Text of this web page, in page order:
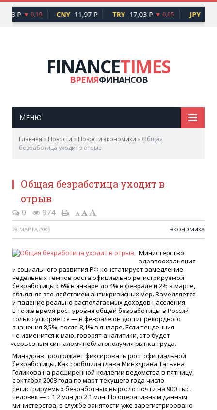
₽ ▼ 0,19 CNY 11,97 ₽ TRY 17,03 ₽ ▼ 0,05 JPY
FINANCETIMES
ВРЕМЯФИНАНСОВ
МЕНЮ
Главная » Новости » Новости экономики » Общая
безработица уходит в отрыв
Общая безработица уходит в
отрыв
0 974
23 МАРТА 2009 ЭКОНОМИКА
Министерство
здравоохранения
и социального развития РФ констатирует замедление
недельных темпов роста официально регистрируемой
безработицы с 6% в январе до 4% в феврале и 2% в марте,
объясняя это действием антикризисных мер. Замедляется
и падение реально располагаемых доходов населения.
В то же время рост уровня общей безработицы в России
только ускоряется — в феврале он достиг рекордного
значения 8,5%, после 8,1% в январе. Если тенденция
не изменится к маю, говорят аналитики, это будет
«серьезным сигналом» неблагополучия рынка труда.
Минздрав продолжает фиксировать рост официальной
безработицы. Как сообщила глава Минздрава Татьяна
Голикова на расширенной коллегии ведомства в пятницу,
с октября 2008 года по март текущего года число
регистрируемых безработных выросло почти на 900 тыс.
человек — с 1,2 млн до 2,1 млн. По оперативным данным
министерства, в службе занятости уже зарегистрировано